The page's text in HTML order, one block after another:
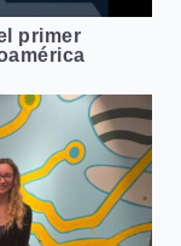
primer